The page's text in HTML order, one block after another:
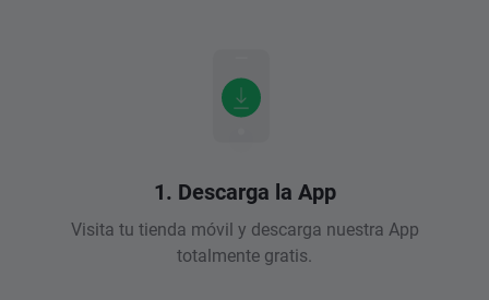
1. Descarga la App
Visita tu tienda móvil y descarga nuestra App
totalmente gratis.